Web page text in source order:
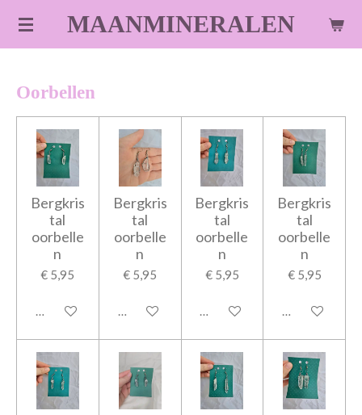
Ga
direct
hoofdinhoud
MAANMINERALEN
Oorbellen
Bergkris
tal
oorbelle
n
€ 5,95
In winkelwagen
Bergkris
tal
oorbelle
n
€ 5,95
In winkelwagen
Bergkris
tal
oorbelle
n
€ 5,95
In winkelwagen
Bergkris
tal
oorbelle
n
€ 5,95
In